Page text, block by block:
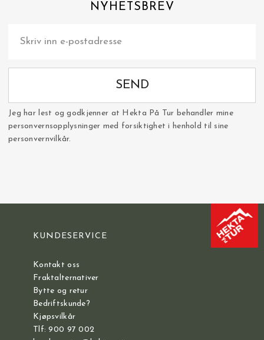
NYHETSBREV
SEND
Jeg har lest og godkjenner at Hekta På Tur behandler mine
personvernsopplysninger med forsiktighet i henhold til sine
personvernvilkår.
KUNDESERVICE
Kontakt oss
Fraktalternativer
Bytte og retur
Bedriftskunde?
Kjøpsvilkår
Tlf: 900 97 002